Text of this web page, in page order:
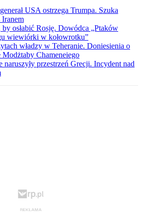
USA ostrzega Trumpa. Szuka
by osłabić Rosję. Dowódca „Ptaków
wiewiórki w kołowrotku”
władzy w Teheranie. Doniesienia o
Chameneiego
naruszyły przestrzeń Grecji. Incydent nad